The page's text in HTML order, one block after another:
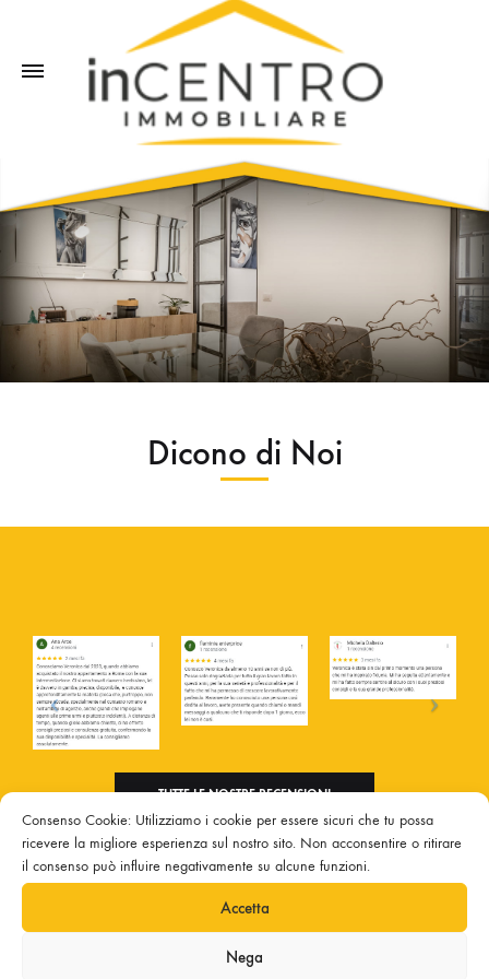
Consenso Cookie: Utilizziamo i cookie per essere sicuri che tu possa
ricevere la migliore esperienza sul nostro sito. Non acconsentire o ritirare
il consenso può influire negativamente su alcune funzioni.
Accetta
Nega
Dicono di Noi
TUTTE LE NOSTRE RECENSIONI
Privacy Policy|Cookie Policy|